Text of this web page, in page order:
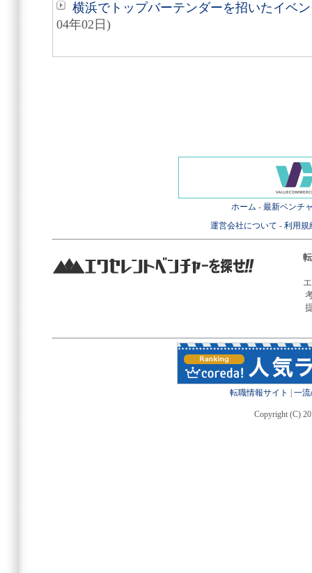
横浜でトップバーテンダーを招いたイベ
04年02日)
ホーム - 最新ベンチ
運営会社について - 利用規
転職情報サイト 一
Copyright (C)